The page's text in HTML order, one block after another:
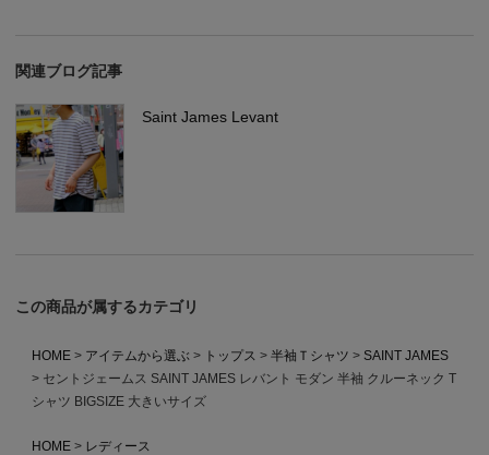
関連ブログ記事
Saint James Levant
この商品が属するカテゴリ
HOME アイテムから選ぶ トップス 半袖Ｔシャツ
SAINT JAMES
セントジェームス SAINT JAMES レバント モダン 半袖 クルーネック T
シャツ BIGSIZE 大きいサイズ
HOME
レディース